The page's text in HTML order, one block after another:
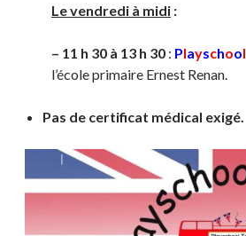
Le vendredi à midi :
– 11 h 30 à 13 h 30 : Playschool
l’école primaire Ernest Renan.
Pas de certificat médical exigé.